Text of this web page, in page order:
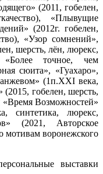
(2011, гобелен,
«Плывущие
(2012г. гобелен,
«Узор сомнений»,
шерсть, лён, люрекс,
«Более точное, чем
сюита», «Гуахаро»,
(1п.ХХI века,
(2015, гобелен, шерсть,
«Время Возможностей»
синтетика, люрекс,
(2021, Авторское
мотивам воронежского
выставки